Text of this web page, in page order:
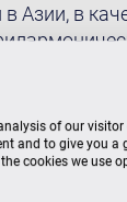
Азии, в
of our
and to give you a
cookies we use